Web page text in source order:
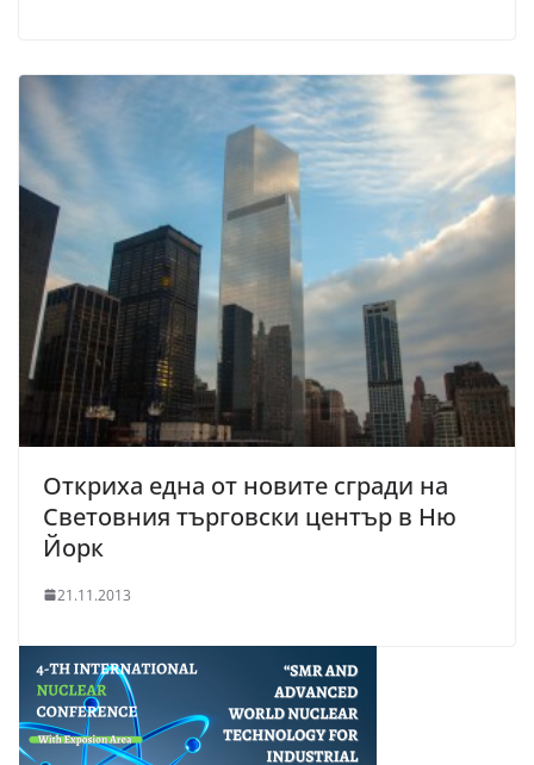
Откриха една от новите сгради на
Световния търговски център в Ню
Йорк
21.11.2013